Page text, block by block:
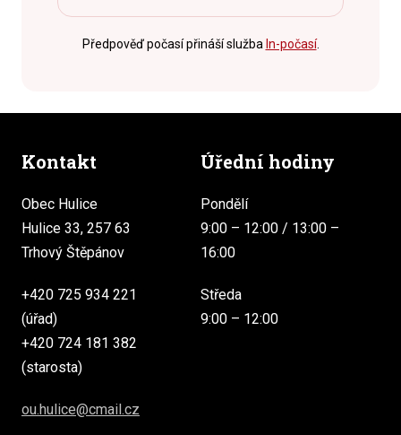
Předpověď počasí přináší služba In-počasí.
Kontakt
Obec Hulice
Hulice 33, 257 63
Trhový Štěpánov
+420 725 934 221
(úřad)
+420 724 181 382
(starosta)
ou.hulice@cmail.cz
Úřední hodiny
Pondělí
9:00 – 12:00 / 13:00 –
16:00
Středa
9:00 – 12:00